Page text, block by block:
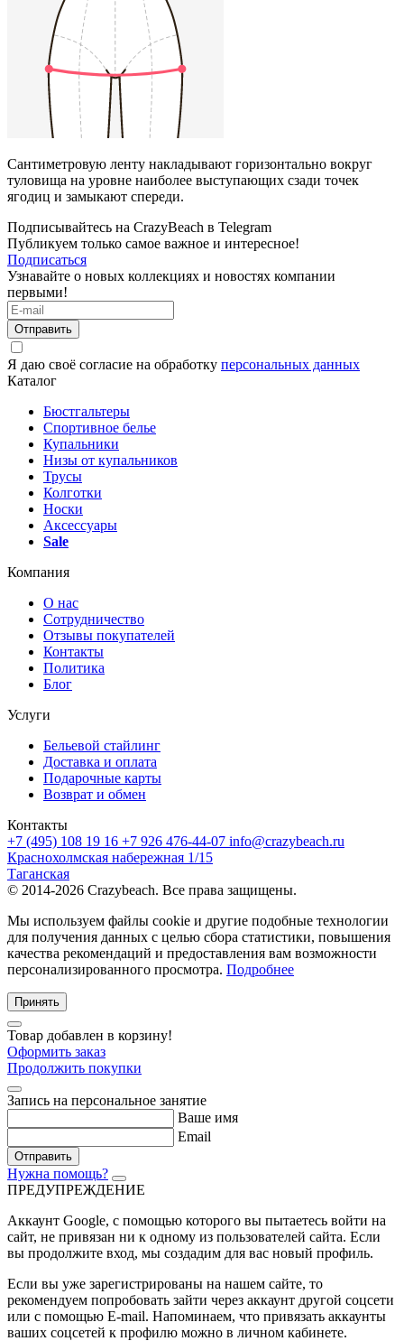
Сантиметровую ленту накладывают горизонтально вокруг
туловища на уровне наиболее выступающих сзади точек
ягодиц и замыкают спереди.
Подписывайтесь на CrazyBeach в Telegram
Публикуем только самое важное и интересное!
Подписаться
Узнавайте о новых коллекциях и новостях компании
первыми!
Отправить
Я даю своё согласие на обработку персональных данных
Каталог
Бюстгальтеры
Спортивное белье
Купальники
Низы от купальников
Трусы
Колготки
Носки
Аксессуары
Sale
Компания
О нас
Сотрудничество
Отзывы покупателей
Контакты
Политика
Блог
Услуги
Бельевой стайлинг
Доставка и оплата
Подарочные карты
Возврат и обмен
Контакты
+7 (495) 108 19 16 +7 926 476-44-07 info@crazybeach.ru
Краснохолмская набережная 1/15
Таганская
© 2014-2026 Crazybeach. Все права защищены.
Мы используем файлы cookie и другие подобные технологии
для получения данных с целью сбора статистики, повышения
качества рекомендаций и предоставления вам возможности
персонализированного просмотра. Подробнее
Принять
Товар добавлен в корзину!
Оформить заказ
Продолжить покупки
Запись на персональное занятие
Ваше имя
Email
Отправить
Нужна помощь?
ПРЕДУПРЕЖДЕНИЕ
Аккаунт Google, с помощью которого вы пытаетесь войти на
сайт, не привязан ни к одному из пользователей сайта. Если
вы продолжите вход, мы создадим для вас новый профиль.
Если вы уже зарегистрированы на нашем сайте, то
рекомендуем попробовать зайти через аккаунт другой соцсети
или с помощью E-mail. Напоминаем, что привязать аккаунты
ваших соцсетей к профилю можно в личном кабинете.